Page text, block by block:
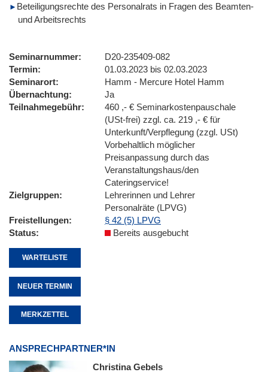
Beteiligungsrechte des Personalrats in Fragen des Beamten-
und Arbeitsrechts
Seminarnummer
D20-235409-082
Termin
01.03.2023 bis 02.03.2023
Seminarort
Hamm - Mercure Hotel Hamm
Übernachtung
Ja
Teilnahmegebühr
460 ,- € Seminarkostenpauschale
(USt-frei) zzgl. ca. 219 ,- € für
Unterkunft/Verpflegung (zzgl. USt)
Vorbehaltlich möglicher
Preisanpassung durch das
Veranstaltungshaus/den
Cateringservice!
Zielgruppen
Lehrerinnen und Lehrer
Personalräte (LPVG)
Freistellungen
§ 42 (5) LPVG
Status
Bereits ausgebucht
WARTELISTE
NEUER TERMIN
MERKZETTEL
ANSPRECHPARTNER*IN
Christina Gebels